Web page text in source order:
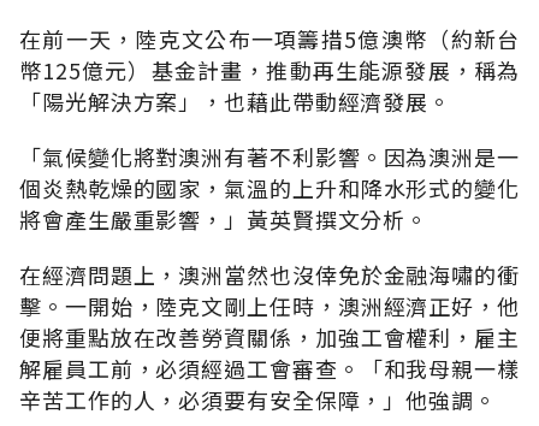
在前一天，陸克文公布一項籌措5億澳幣（約新台
幣125億元）基金計畫，推動再生能源發展，稱為
「陽光解決方案」，也藉此帶動經濟發展。
「氣候變化將對澳洲有著不利影響。因為澳洲是一
個炎熱乾燥的國家，氣溫的上升和降水形式的變化
將會產生嚴重影響，」黃英賢撰文分析。
在經濟問題上，澳洲當然也沒倖免於金融海嘯的衝
擊。一開始，陸克文剛上任時，澳洲經濟正好，他
便將重點放在改善勞資關係，加強工會權利，雇主
解雇員工前，必須經過工會審查。「和我母親一樣
辛苦工作的人，必須要有安全保障，」他強調。